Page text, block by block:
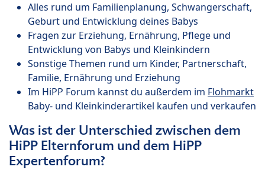
Alles rund um Familienplanung, Schwangerschaft,
Geburt und Entwicklung deines Babys
Fragen zur Erziehung, Ernährung, Pflege und
Entwicklung von Babys und Kleinkindern
Sonstige Themen rund um Kinder, Partnerschaft,
Familie, Ernährung und Erziehung
Im HiPP Forum kannst du außerdem im Flohmarkt
Baby- und Kleinkinderartikel kaufen und verkaufen
Was ist der Unterschied zwischen dem
HiPP Elternforum und dem HiPP
Expertenforum?